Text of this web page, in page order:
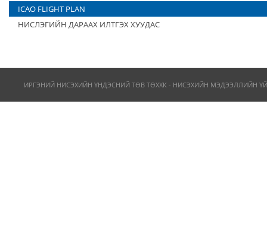
ICAO FLIGHT PLAN
НИСЛЭГИЙН ДАРААХ ИЛТГЭХ ХУУДАС
ИРГЭНИЙ НИСЭХИЙН ҮНДЭСНИЙ ТӨВ ТӨХХК - НИСЭХИЙН МЭДЭЭЛЛИЙН